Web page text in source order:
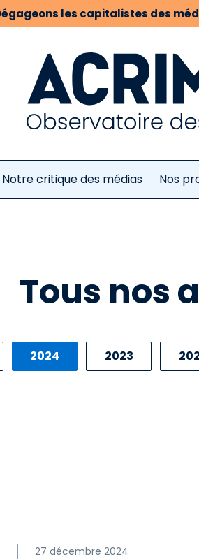
les capitalistes des
Notre critique des médias Nos
Tous nos
2024 2023
27 décembre 2024